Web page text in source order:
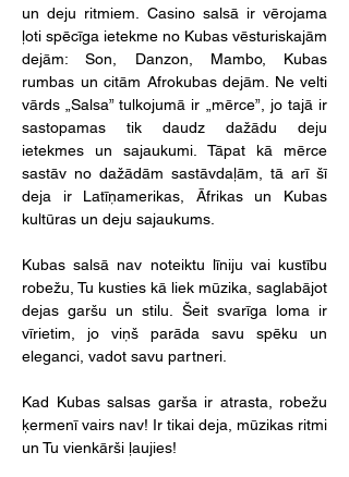
un deju ritmiem. Casino salsā ir vērojama
ļoti spēcīga ietekme no Kubas vēsturiskajām
dejām: Son, Danzon, Mambo, Kubas
rumbas un citām Afrokubas dejām. Ne velti
vārds „Salsa” tulkojumā ir „mērce”, jo tajā ir
sastopamas tik daudz dažādu deju
ietekmes un sajaukumi. Tāpat kā mērce
sastāv no dažādām sastāvdaļām, tā arī šī
deja ir Latīņamerikas, Āfrikas un Kubas
kultūras un deju sajaukums.
Kubas salsā nav noteiktu līniju vai kustību
robežu, Tu kusties kā liek mūzika, saglabājot
dejas garšu un stilu. Šeit svarīga loma ir
vīrietim, jo viņš parāda savu spēku un
eleganci, vadot savu partneri.
Kad Kubas salsas garša ir atrasta, robežu
ķermenī vairs nav! Ir tikai deja, mūzikas ritmi
un Tu vienkārši ļaujies!